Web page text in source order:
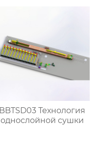
BBTSD03 Технология
однослойной сушки